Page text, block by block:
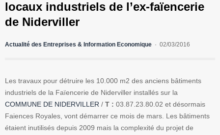
locaux industriels de l’ex-faïencerie
de Niderviller
Actualité des Entreprises & Information Economique 02/03/2016
Les travaux pour détruire les 10.000 m2 des anciens bâtiments
industriels de la Faïencerie de Niderviller installés sur la
COMMUNE DE NIDERVILLER / T : 03.87.23.80.02 et désormais
Faiences Royales, vont démarrer ce mois de mars. Les bâtiments
étaient inutilisés depuis 2009 mais la complexité du projet de